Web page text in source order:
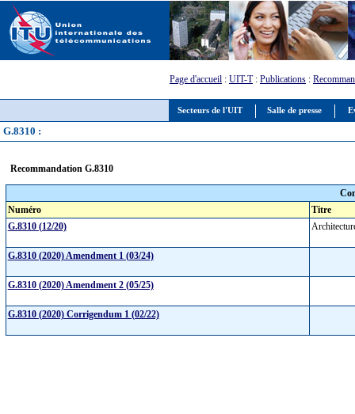
Secteurs de l'UIT Salle de presse
Page d'accueil : UIT-T: Publications :
G.8310 :
Recommandation G.8310
Numéro
Titre
G.8310 (12/20)
G.8310 (2020) Amendment 1 (03/24)
G.8310 (2020) Amendment 2 (05/25)
G.8310 (2020) Corrigendum 1 (02/22)